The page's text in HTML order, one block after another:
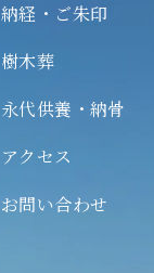
納経・ご朱印
樹木葬
永代供養・納骨
アクセス
お問い合わせ